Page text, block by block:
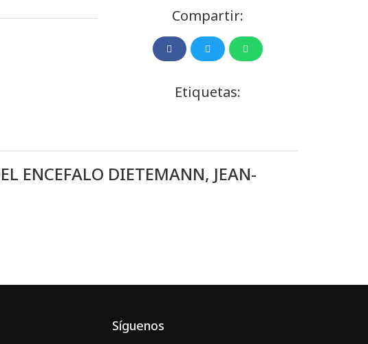
Compartir:
Etiquetas:
ENCEFALO DIETEMANN, JEAN-
Síguenos